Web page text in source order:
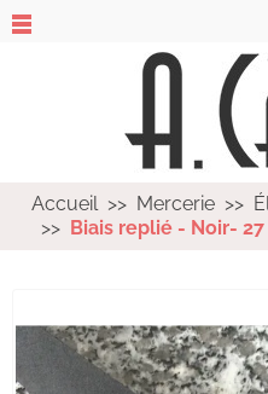
Accueil Mercerie
Biais replié - Noir-